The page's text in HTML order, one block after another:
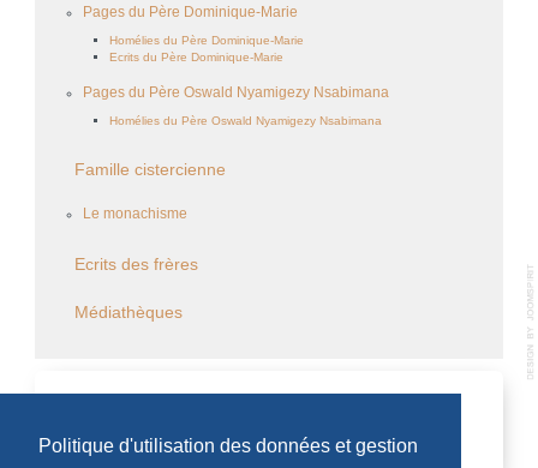
Politique d'utilisation des données et gestion
Pages du Père Dominique-Marie
Homélies du Père Dominique-Marie
Ecrits du Père Dominique-Marie
Pages du Père Oswald Nyamigezy Nsabimana
Homélies du Père Oswald Nyamigezy Nsabimana
Famille cistercienne
Le monachisme
Ecrits des frères
Médiathèques
Aucun évènement